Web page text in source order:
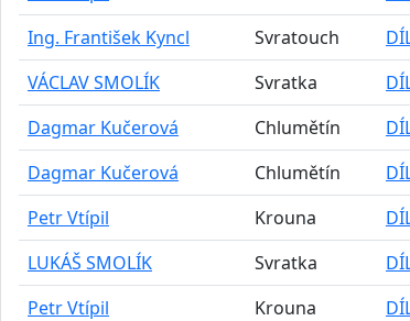
Ing. František Kyncl
Svratouch
VÁCLAV SMOLÍK
Svratka
Dagmar Kučerová
Chlumětín
Dagmar Kučerová
Chlumětín
Petr Vtípil
Krouna
LUKÁŠ SMOLÍK
Svratka
Petr Vtípil
Krouna